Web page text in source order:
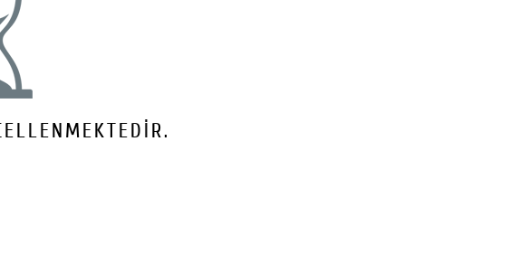
ulaştırabilirsiniz. Bizi tercih
için teşekkür ederiz.